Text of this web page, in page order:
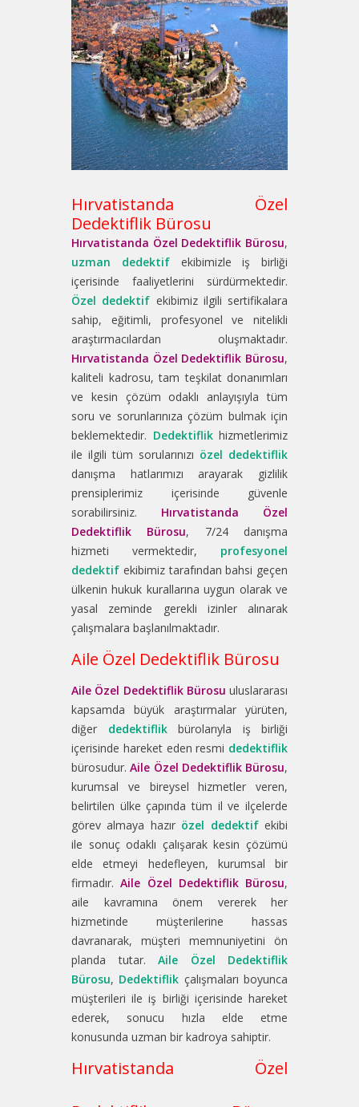
Hırvatistanda Özel
Dedektiflik Bürosu
Hırvatistanda Özel Dedektiflik Bürosu,
uzman dedektifekibimizle iş birliği
içerisinde faaliyetlerini sürdürmektedir.
Özel dedektif ekibimiz ilgili sertifikalara
sahip, eğitimli, profesyonel ve nitelikli
araştırmacılardan oluşmaktadır.
Hırvatistanda Özel Dedektiflik Bürosu,
kaliteli kadrosu, tam teşkilat donanımları
ve kesin çözüm odaklı anlayışıyla tüm
soru ve sorunlarınıza çözüm bulmak için
beklemektedir. Dedektiflikhizmetlerimiz
ile ilgili tüm sorularınızı özel dedektiflik
danışma hatlarımızı arayarak gizlilik
prensiplerimiz içerisinde güvenle
sorabilirsiniz. Hırvatistanda Özel
Dedektiflik Bürosu, 7/24 danışma
hizmeti vermektedir, profesyonel
dedektif ekibimiz tarafından bahsi geçen
ülkenin hukuk kurallarına uygun olarak ve
yasal zeminde gerekli izinler alınarak
çalışmalara başlanılmaktadır.
Aile Özel Dedektiflik Bürosu
Aile Özel Dedektiflik Bürosu uluslararası
kapsamda büyük araştırmalar yürüten,
diğer dedektiflikbürolarıyla iş birliği
içerisinde hareket eden resmi dedektiflik
bürosudur.Aile Özel Dedektiflik Bürosu,
kurumsal ve bireysel hizmetler veren,
belirtilen ülke çapında tüm il ve ilçelerde
görev almaya hazır özel dedektifekibi
ile sonuç odaklı çalışarak kesin çözümü
elde etmeyi hedefleyen, kurumsal bir
firmadır.Aile Özel Dedektiflik Bürosu,
aile kavramına önem vererek her
hizmetinde müşterilerine hassas
davranarak, müşteri memnuniyetini ön
planda tutar. Aile Özel Dedektiflik
Bürosu, Dedektiflik çalışmaları boyunca
müşterileri ile iş birliği içerisinde hareket
ederek, sonucu hızla elde etme
konusunda uzman bir kadroya sahiptir.
Hırvatistanda Özel